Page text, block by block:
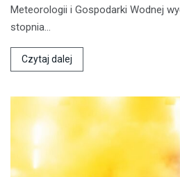
Meteorologii i Gospodarki Wodnej
stopnia…
Czytaj dalej